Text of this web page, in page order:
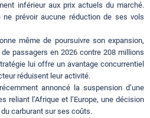
inférieur aux prix actuels du marché.
prévoir aucune réduction de ses vols
même de poursuivre son expansion,
passagers en 2026 contre 208 millions
lui offre un avantage concurrentiel
réduisent leur activité.
annoncé la suspension d’une
reliant l’Afrique et l’Europe, une décision
carburant sur ses coûts.